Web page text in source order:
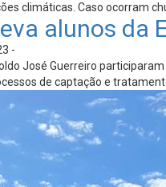
climáticas. Caso ocorram
alunos da
-
José Guerreiro
de captação e